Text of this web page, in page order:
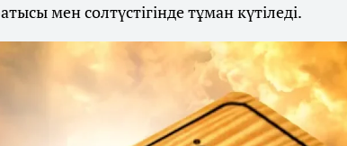
мен солтүстігінде тұман күтіледі.